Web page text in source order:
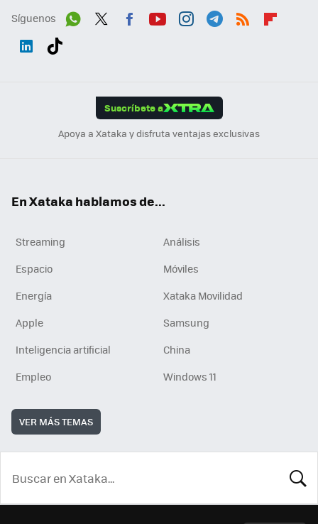
Síguenos
Suscríbete a
Apoya a Xataka y disfruta ventajas exclusivas
En Xataka hablamos de...
Streaming
Análisis
Espacio
Móviles
Energía
Xataka Movilidad
Apple
Samsung
Inteligencia artificial
China
Empleo
Windows 11
VER MÁS TEMAS